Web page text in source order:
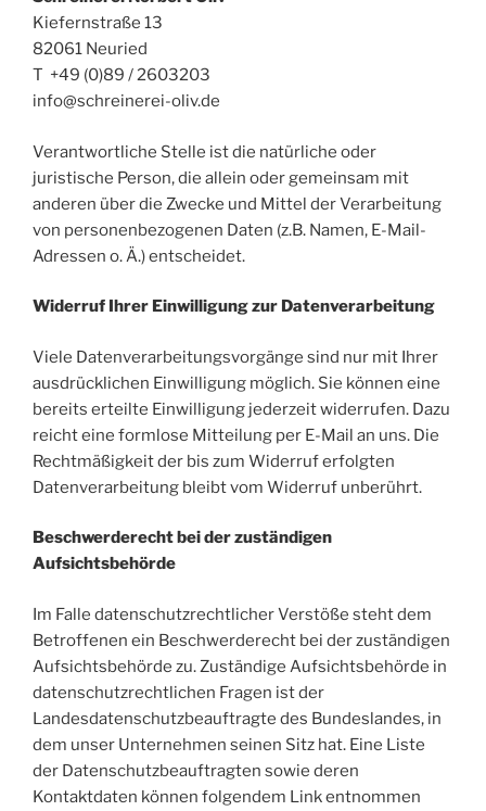
Kiefernstraße 13
82061 Neuried
T +49 (0)89 / 2603203
info@schreinerei-oliv.de
Verantwortliche Stelle ist die natürliche oder
juristische Person, die allein oder gemeinsam mit
anderen über die Zwecke und Mittel der Verarbeitung
von personenbezogenen Daten (z.B. Namen, E-Mail-
Adressen o. Ä.) entscheidet.
Widerruf Ihrer Einwilligung zur Datenverarbeitung
Viele Datenverarbeitungsvorgänge sind nur mit Ihrer
ausdrücklichen Einwilligung möglich. Sie können eine
bereits erteilte Einwilligung jederzeit widerrufen. Dazu
reicht eine formlose Mitteilung per E-Mail an uns. Die
Rechtmäßigkeit der bis zum Widerruf erfolgten
Datenverarbeitung bleibt vom Widerruf unberührt.
Beschwerderecht bei der zuständigen
Aufsichtsbehörde
Im Falle datenschutzrechtlicher Verstöße steht dem
Betroffenen ein Beschwerderecht bei der zuständigen
Aufsichtsbehörde zu. Zuständige Aufsichtsbehörde in
datenschutzrechtlichen Fragen ist der
Landesdatenschutzbeauftragte des Bundeslandes, in
dem unser Unternehmen seinen Sitz hat. Eine Liste
der Datenschutzbeauftragten sowie deren
Kontaktdaten können folgendem Link entnommen